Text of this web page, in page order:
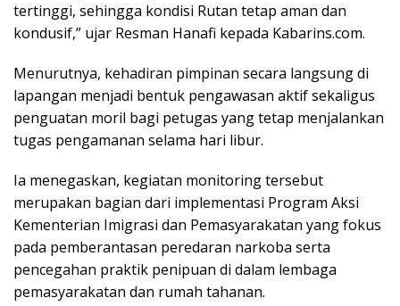
tertinggi, sehingga kondisi Rutan tetap aman dan
kondusif,” ujar Resman Hanafi kepada Kabarins.com.
Menurutnya, kehadiran pimpinan secara langsung di
lapangan menjadi bentuk pengawasan aktif sekaligus
penguatan moril bagi petugas yang tetap menjalankan
tugas pengamanan selama hari libur.
Ia menegaskan, kegiatan monitoring tersebut
merupakan bagian dari implementasi Program Aksi
Kementerian Imigrasi dan Pemasyarakatan yang fokus
pada pemberantasan peredaran narkoba serta
pencegahan praktik penipuan di dalam lembaga
pemasyarakatan dan rumah tahanan.